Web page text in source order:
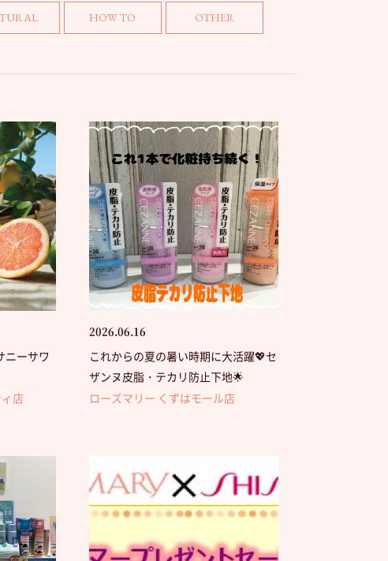
HOW TO OTHER
ニーサワ
店
2026.06.16
これからの夏の暑い時期に大活躍💖セ
ザンヌ皮脂・テカリ防止下地🌟
ローズマリー くずはモール店